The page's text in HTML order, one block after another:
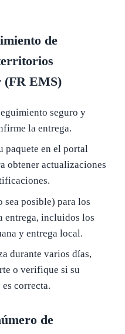
de
(FR EMS)
seguro y
la entrega.
paquete en el portal
obtener actualizaciones
sea posible) para los
entrega, incluidos los
y entrega local.
durante varios días,
o verifique si su
correcta.
de